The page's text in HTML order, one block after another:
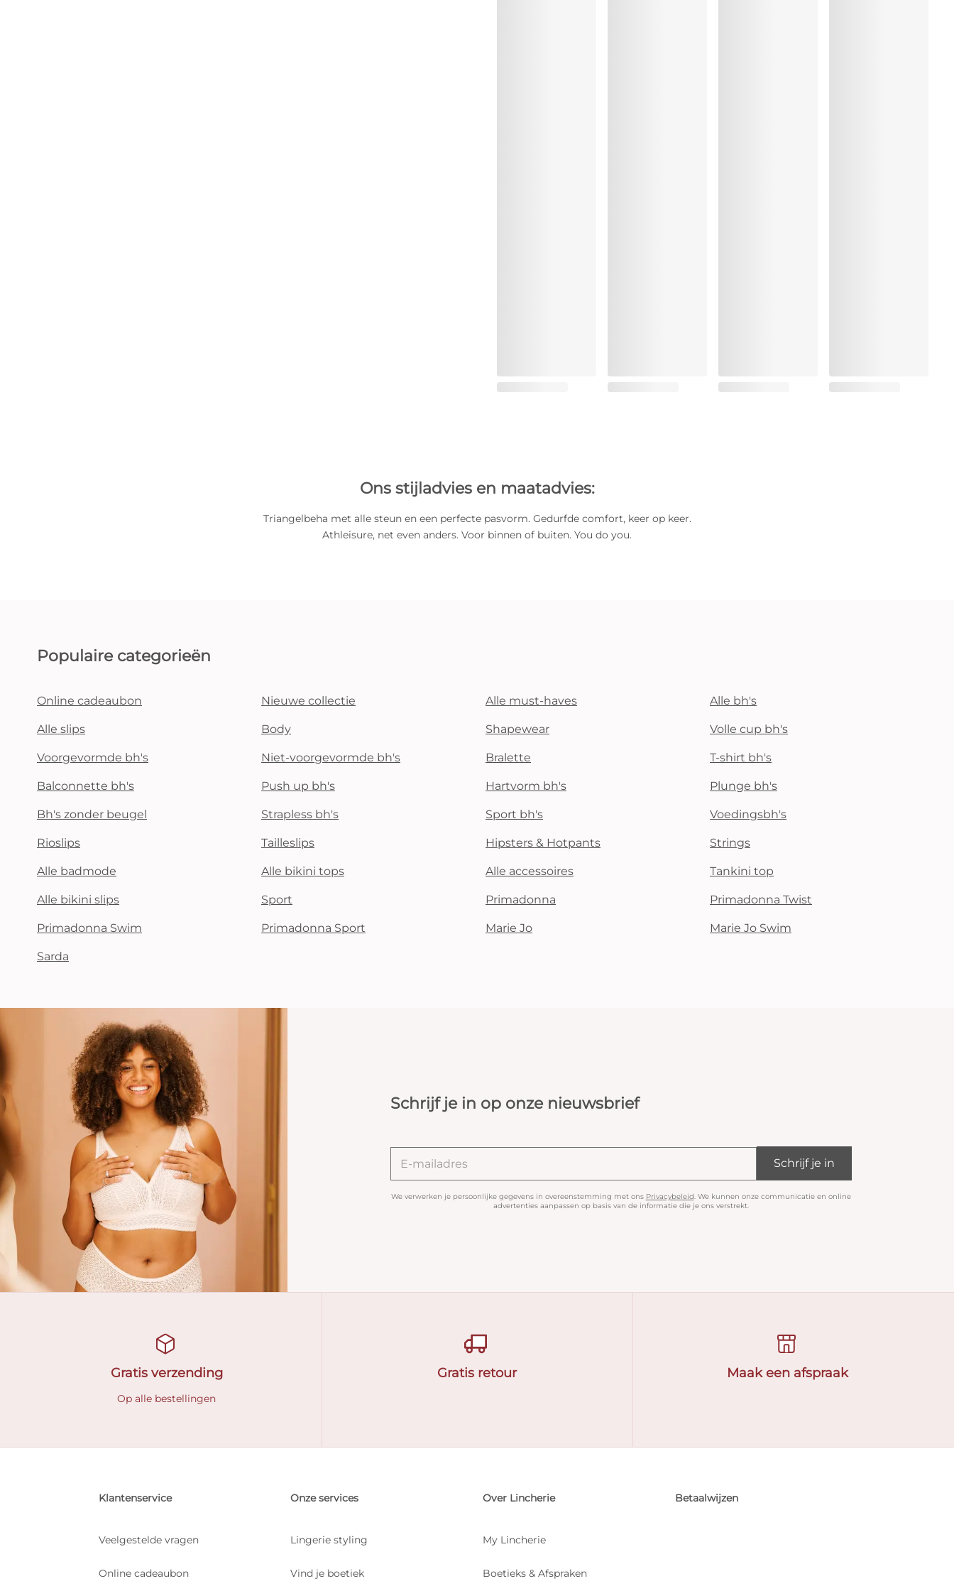
Ons stijladvies en maatadvies:
Triangelbeha met alle steun en een perfecte pasvorm. Gedurfde comfort, keer op keer.
Athleisure, net even anders. Voor binnen of buiten. You do you.
Populaire categorieën
Online cadeaubon Nieuwe collectie Alle must-haves Alle bh's
Alle slips Body Shapewear Volle cup bh's
Voorgevormde bh's Niet-voorgevormde bh's Bralette T-shirt bh's
Balconnette bh's Push up bh's Hartvorm bh's Plunge bh's
Bh's zonder beugel Strapless bh's Sport bh's Voedingsbh's
Rioslips Tailleslips Hipsters & Hotpants Strings
Alle badmode Alle bikini tops Alle accessoires Tankini top
Alle bikini slips Sport Primadonna Primadonna Twist
Primadonna Swim Primadonna Sport Marie Jo Marie Jo Swim
Sarda
Schrijf je in op onze nieuwsbrief
We verwerken je persoonlijke gegevens in overeenstemming met ons Privacybeleid. We kunnen onze communicatie en online
advertenties aanpassen op basis van de informatie die je ons verstrekt.
Schrijf je in
Gratis verzending
Op alle bestellingen
Gratis retour Maak een afspraak
Klantenservice
Veelgestelde vragen
Online cadeaubon
Onze services
Lingerie styling
Vind je boetiek
Over Lincherie
My Lincherie
Boetieks & Afspraken
Betaalwijzen